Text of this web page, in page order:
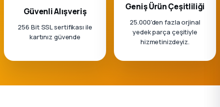
Güvenli Alışveriş
256 Bit SSL sertifikası ile
kartınız güvende
Geniş Ürün Çeşitliliği
25.000'den fazla orjinal
yedek parça çeşitiyle
hizmetinizdeyiz.